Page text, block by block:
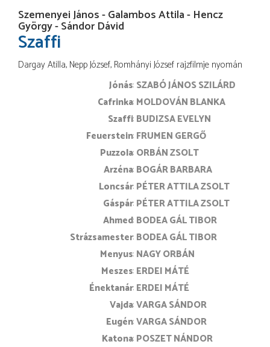
Szemenyei János - Galambos Attila - Hencz
György - Sándor Dávid
Szaffi
Dargay Atilla, Nepp József, Romhányi József rajzfilmje nyomán
Jónás SZABÓ JÁNOS SZILÁRD
Cafrinka MOLDOVÁN BLANKA
Szaffi BUDIZSA EVELYN
Feuerstein FRUMEN GERGŐ
Puzzola ORBÁN ZSOLT
Arzéna BOGÁR BARBARA
Loncsár PÉTER ATTILA ZSOLT
Gáspár PÉTER ATTILA ZSOLT
Ahmed BODEA GÁL TIBOR
Strázsamester BODEA GÁL TIBOR
Menyus NAGY ORBÁN
Meszes ERDEI MÁTÉ
Énektanár ERDEI MÁTÉ
Vajda VARGA SÁNDOR
Eugén VARGA SÁNDOR
Katona POSZET NÁNDOR